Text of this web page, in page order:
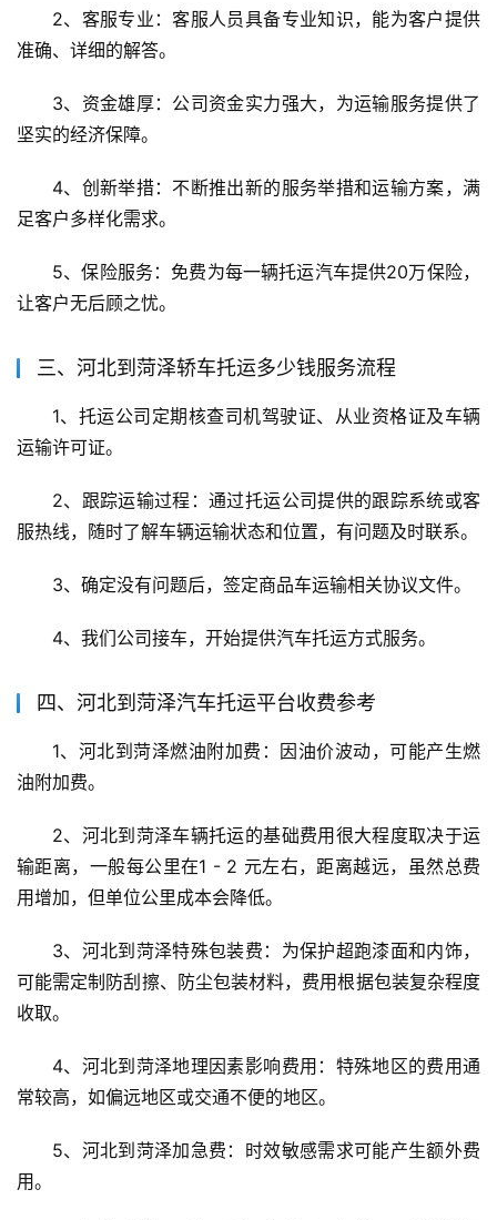
2、客服专业：客服人员具备专业知识，能为客户提供
准确、详细的解答。
3、资金雄厚：公司资金实力强大，为运输服务提供了
坚实的经济保障。
4、创新举措：不断推出新的服务举措和运输方案，满
足客户多样化需求。
5、保险服务：免费为每一辆托运汽车提供20万保险，
让客户无后顾之忧。
三、河北到菏泽轿车托运多少钱服务流程
1、托运公司定期核查司机驾驶证、从业资格证及车辆
运输许可证。
2、跟踪运输过程：通过托运公司提供的跟踪系统或客
服热线，随时了解车辆运输状态和位置，有问题及时联系。
3、确定没有问题后，签定商品车运输相关协议文件。
4、我们公司接车，开始提供汽车托运方式服务。
四、河北到菏泽汽车托运平台收费参考
1、河北到菏泽燃油附加费：因油价波动，可能产生燃
油附加费。
2、河北到菏泽车辆托运的基础费用很大程度取决于运
输距离，一般每公里在1 - 2 元左右，距离越远，虽然总费
用增加，但单位公里成本会降低。
3、河北到菏泽特殊包装费：为保护超跑漆面和内饰，
可能需定制防刮擦、防尘包装材料，费用根据包装复杂程度
收取。
4、河北到菏泽地理因素影响费用：特殊地区的费用通
常较高，如偏远地区或交通不便的地区。
5、河北到菏泽加急费：时效敏感需求可能产生额外费
用。